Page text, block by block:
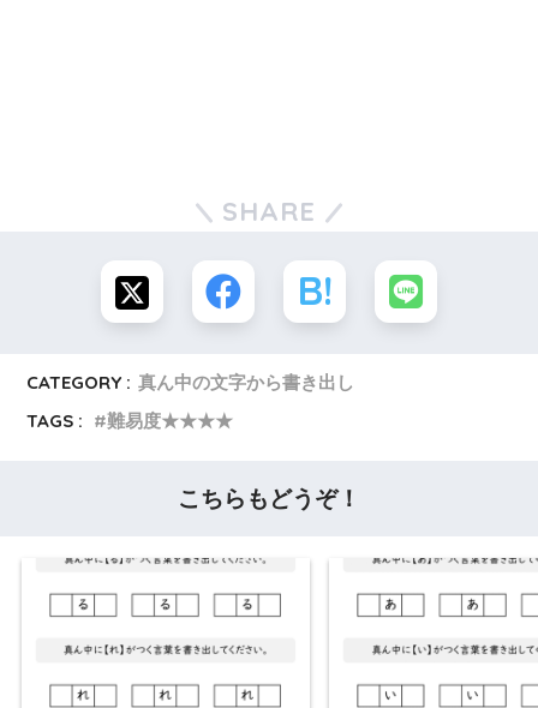
SHARE
CATEGORY : 真ん中の文字から書き出し
TAGS :
難易度★★★★
こちらもどうぞ！